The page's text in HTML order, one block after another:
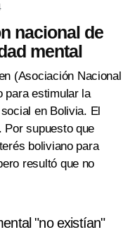
nacional de
mental
(Asociación Nacional
para estimular la
en Bolivia. El
Por supuesto que
boliviano para
resultó que no
"no existían"